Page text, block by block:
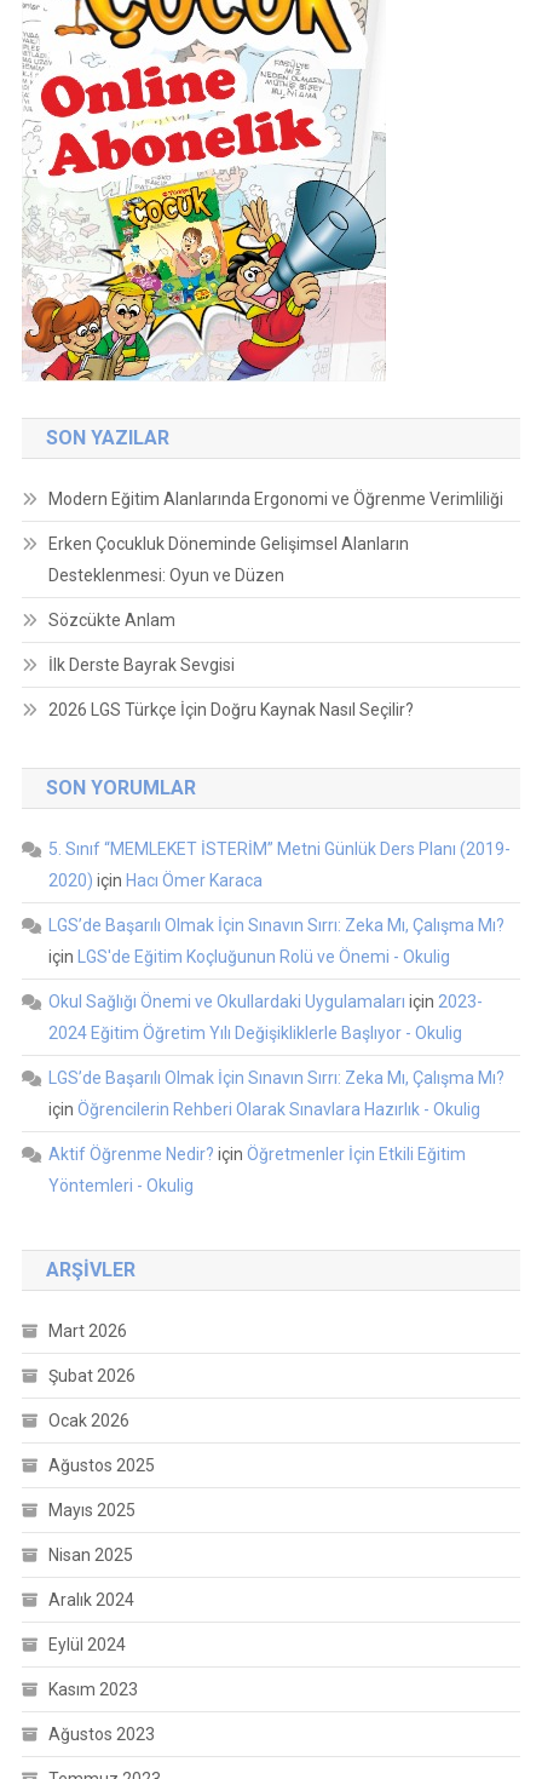
SON YAZILAR
Modern Eğitim Alanlarında Ergonomi ve Öğrenme Verimliliği
Erken Çocukluk Döneminde Gelişimsel Alanların
Desteklenmesi: Oyun ve Düzen
Sözcükte Anlam
İlk Derste Bayrak Sevgisi
2026 LGS Türkçe İçin Doğru Kaynak Nasıl Seçilir?
SON YORUMLAR
5. Sınıf “MEMLEKET İSTERİM” Metni Günlük Ders Planı (2019-
2020) için Hacı Ömer Karaca
LGS’de Başarılı Olmak İçin Sınavın Sırrı: Zeka Mı, Çalışma Mı?
için LGS'de Eğitim Koçluğunun Rolü ve Önemi - Okulig
Okul Sağlığı Önemi ve Okullardaki Uygulamaları için 2023-
2024 Eğitim Öğretim Yılı Değişikliklerle Başlıyor - Okulig
LGS’de Başarılı Olmak İçin Sınavın Sırrı: Zeka Mı, Çalışma Mı?
için Öğrencilerin Rehberi Olarak Sınavlara Hazırlık - Okulig
Aktif Öğrenme Nedir? için Öğretmenler İçin Etkili Eğitim
Yöntemleri - Okulig
ARŞIVLER
Mart 2026
Şubat 2026
Ocak 2026
Ağustos 2025
Mayıs 2025
Nisan 2025
Aralık 2024
Eylül 2024
Kasım 2023
Ağustos 2023